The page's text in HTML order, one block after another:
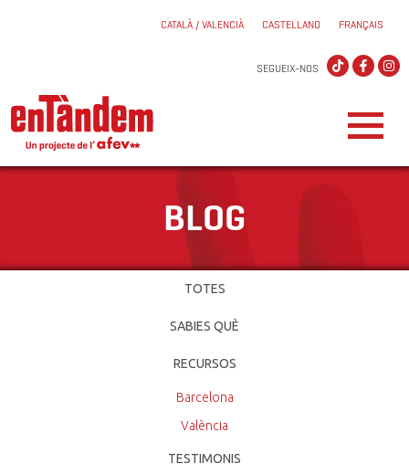
CATALÀ / VALENCIÀ CASTELLANO FRANÇAIS
SEGUEIX-NOS
BLOG
TOTES
SABIES QUÈ
RECURSOS
Barcelona
València
TESTIMONIS